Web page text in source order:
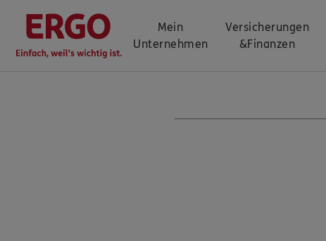
Mein
Unternehmen
Versicherungen
&Finanzen